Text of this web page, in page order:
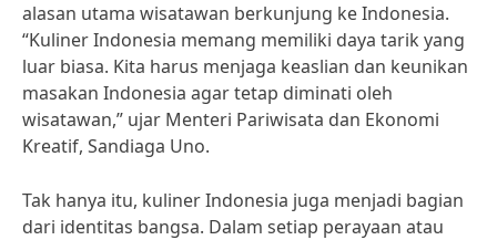
alasan utama wisatawan berkunjung ke Indonesia.
“Kuliner Indonesia memang memiliki daya tarik yang
luar biasa. Kita harus menjaga keaslian dan keunikan
masakan Indonesia agar tetap diminati oleh
wisatawan,” ujar Menteri Pariwisata dan Ekonomi
Kreatif, Sandiaga Uno.
Tak hanya itu, kuliner Indonesia juga menjadi bagian
dari identitas bangsa. Dalam setiap perayaan atau